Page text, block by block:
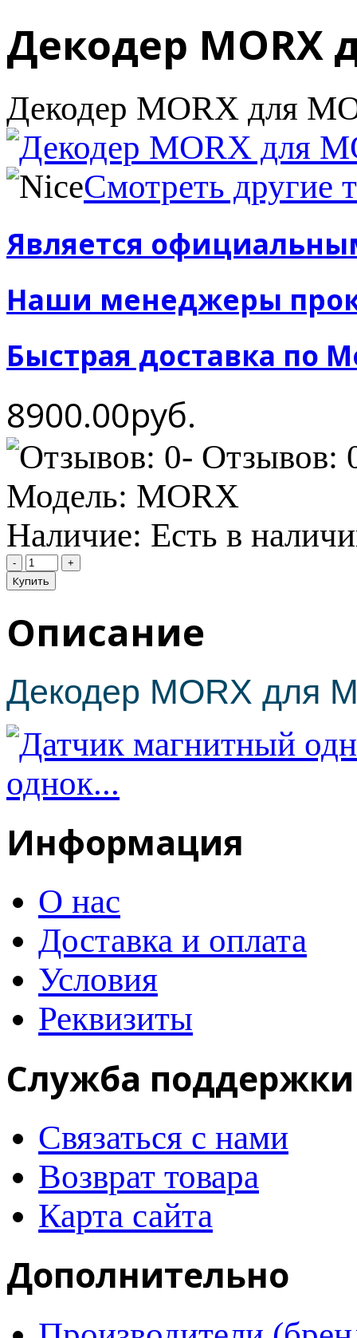
Декодер MORX
Декодер MORX для
Смотреть другие
Является
Наши менеджеры
Быстрая доставка по
8900.00руб.
- Отзывов:
Модель: MORX
Наличие: Есть в
Описание
Декодер MORX для
однок...
Информация
О нас
Доставка и оплата
Условия
Реквизиты
Служба поддержки
Связаться с нами
Возврат товара
Карта сайта
Дополнительно